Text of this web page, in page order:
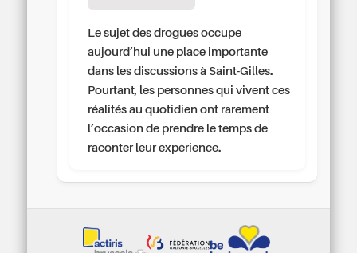
Le sujet des drogues occupe
aujourd’hui une place importante
dans les discussions à Saint-Gilles.
Pourtant, les personnes qui vivent ces
réalités au quotidien ont rarement
l’occasion de prendre le temps de
raconter leur expérience.